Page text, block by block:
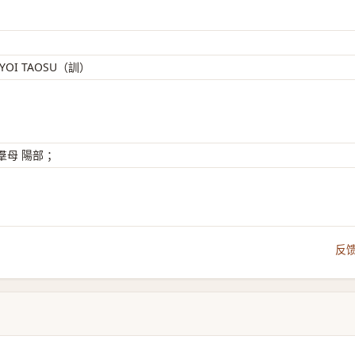
TAOSU（訓）
陽部 ；
反